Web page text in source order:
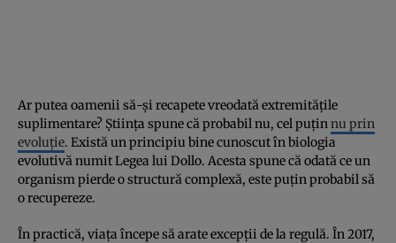
Ar putea oamenii să-și recapete vreodată extremitățile
suplimentare? Știința spune că probabil nu, cel puținnu prin
evoluție. Există un principiu bine cunoscut în biologia
evolutivă numit Legea lui Dollo. Acesta spune că odată ce un
organism pierde o structură complexă, este puțin probabil să
o recupereze.
În practică, viața începe să arate excepții de la regulă. În 2017,